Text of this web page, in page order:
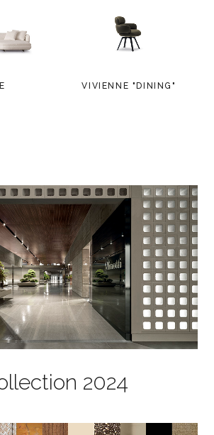
VIVIENNE "DINING"
2024